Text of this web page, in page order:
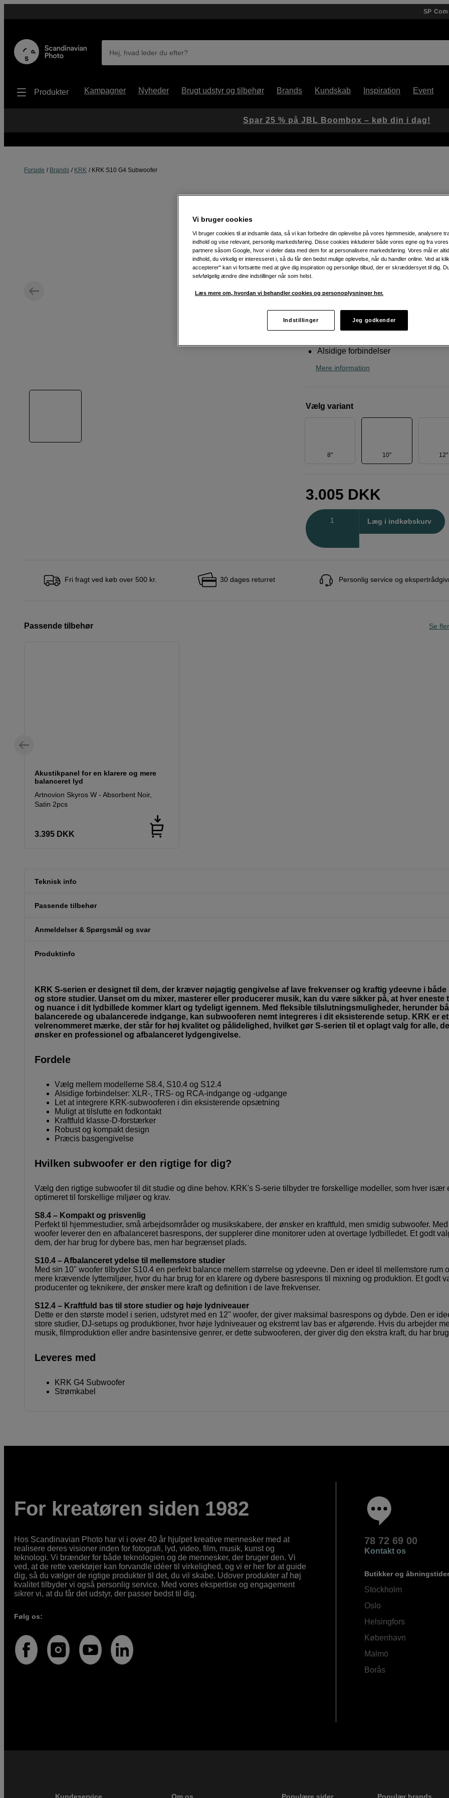
SP
Hej, hvad leder du efter?
Produkter Kampagner Nyheder Brugt udstyr og tilbehør Brands Kundskab Inspiration Event
Forside Brands KRK KRK S10 G4 Subwoofer
KRK S10 G4 Subwoofer
krævende lyttemiljøer
Weblager
København: Vis lagersaldo
Vælg mellem 8, 10 og 12 tommer bas
Alsidige forbindelser
Mere information
Vælg variant
8" 10" 12"
3.005 DKK
Læg i indkøbskurv
Fri fragt ved køb over 500 kr. 30 dages returret Personlig service og
Passende tilbehør Se
Akustikpanel for en klarere og mere
balanceret lyd
Artnovion Skyros W - Absorbent Noir,
Satin 2pcs
3.395 DKK
Teknisk info
Passende tilbehør
Anmeldelser & Spørgsmål og svar
Produktinfo
KRK S-serien er designet til dem, der kræver nøjagtig gengivelse af lave frekvenser og kraftig ydeevne i både
og store studier. Uanset om du mixer, masterer eller producerer musik, kan du være sikker på, at hver eneste
og nuance i dit lydbillede kommer klart og tydeligt igennem. Med fleksible tilslutningsmuligheder, herunder
balancerede og ubalancerede indgange, kan subwooferen nemt integreres i dit eksisterende setup. KRK er et
velrenommeret mærke, der står for høj kvalitet og pålidelighed, hvilket gør S-serien til et oplagt valg for alle,
ønsker en professionel og afbalanceret lydgengivelse.
Fordele
Vælg mellem modellerne S8.4, S10.4 og S12.4
Alsidige forbindelser: XLR-, TRS- og RCA-indgange og -udgange
Let at integrere KRK-subwooferen i din eksisterende opsætning
Muligt at tilslutte en fodkontakt
Kraftfuld klasse-D-forstærker
Robust og kompakt design
Præcis basgengivelse
Hvilken subwoofer er den rigtige for dig?
Vælg den rigtige subwoofer til dit studie og dine behov. KRK's S-serie tilbyder tre forskellige modeller, som hver især
optimeret til forskellige miljøer og krav.
S8.4 – Kompakt og prisvenlig
Perfekt til hjemmestudier, små arbejdsområder og musikskabere, der ønsker en kraftfuld, men smidig subwoofer.
woofer leverer den en afbalanceret basrespons, der supplerer dine monitorer uden at overtage lydbilledet. Et godt
dem, der har brug for dybere bas, men har begrænset plads.
S10.4 – Afbalanceret ydelse til mellemstore studier
Med sin 10" woofer tilbyder S10.4 en perfekt balance mellem størrelse og ydeevne. Den er ideel til mellemstore rum
mere krævende lyttemiljøer, hvor du har brug for en klarere og dybere basrespons til mixning og produktion. Et godt
producenter og teknikere, der ønsker mere kraft og definition i de lave frekvenser.
S12.4 – Kraftfuld bas til store studier og høje lydniveauer
Dette er den største model i serien, udstyret med en 12" woofer, der giver maksimal basrespons og dybde. Den er
store studier, DJ-setups og produktioner, hvor høje lydniveauer og ekstremt lav bas er afgørende. Hvis du arbejder
musik, filmproduktion eller andre basintensive genrer, er dette subwooferen, der giver dig den ekstra kraft, du har brug
Leveres med
KRK G4 Subwoofer
Strømkabel
For kreatøren siden 1982
Hos Scandinavian Photo har vi i over 40 år hjulpet kreative mennesker med at
realisere deres visioner inden for fotografi, lyd, video, film, musik, kunst og
teknologi. Vi brænder for både teknologien og de mennesker, der bruger den. Vi
ved, at de rette værktøjer kan forvandle idéer til virkelighed, og vi er her for at guide
dig, så du vælger de rigtige produkter til det, du vil skabe. Udover produkter af høj
kvalitet tilbyder vi også personlig service. Med vores ekspertise og engagement
sikrer vi, at du får det udstyr, der passer bedst til dig.
Følg os:
78 72 69 00
Kontakt os
Butikker og
Stockholm
Oslo
Helsingfors
København
Malmö
Borås
Spar 25 % på JBL Boombox – køb din i dag!
Vi bruger cookies
Vi bruger cookies til at indsamle data, så vi kan forbedre din oplevelse på vores hjemmeside, analysere
indhold og vise relevant, personlig markedsføring. Disse cookies inkluderer både vores egne og fra
partnere såsom Google, hvor vi deler data med dem for at personalisere markedsføring. Vores mål er
indhold, du virkelig er interesseret i, så du får den bedst mulige oplevelse, når du handler online. Ved at
accepterer" kan vi fortsætte med at give dig inspiration og personlige tilbud, der er skræddersyet til dig.
selvfølgelig ændre dine indstillinger når som helst.
Læs mere om, hvordan vi behandler cookies og personoplysninger her.
Indstillinger Jeg godkender